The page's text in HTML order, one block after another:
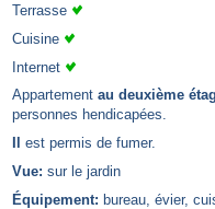
Terrasse
Cuisine
Internet
Appartement au deuxième
personnes hendicapées.
est permis de fumer.
Vue: sur le jardin
Équipement: bureau, évier,